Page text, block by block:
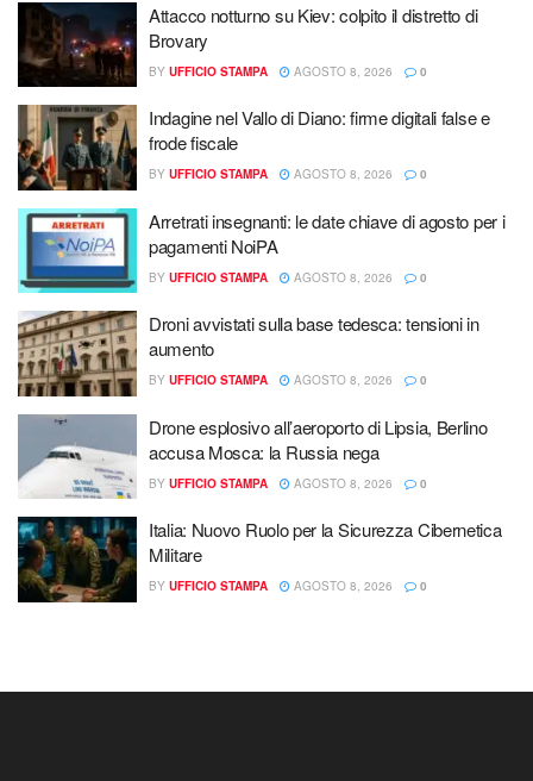
Attacco notturno su Kiev: colpito il distretto di
Brovary
BY UFFICIO STAMPA AGOSTO 8, 2026 0
Indagine nel Vallo di Diano: firme digitali false e
frode fiscale
BY UFFICIO STAMPA AGOSTO 8, 2026 0
Arretrati insegnanti: le date chiave di agosto per i
pagamenti NoiPA
BY UFFICIO STAMPA AGOSTO 8, 2026 0
Droni avvistati sulla base tedesca: tensioni in
aumento
BY UFFICIO STAMPA AGOSTO 8, 2026 0
Drone esplosivo all’aeroporto di Lipsia, Berlino
accusa Mosca: la Russia nega
BY UFFICIO STAMPA AGOSTO 8, 2026 0
Italia: Nuovo Ruolo per la Sicurezza Cibernetica
Militare
BY UFFICIO STAMPA AGOSTO 8, 2026 0